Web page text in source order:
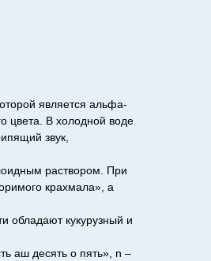
является альфа-
цвета. В холодной воде
звук,
раствором. При
крахмала», а
обладают кукурузный и
аш десять о пять», n –